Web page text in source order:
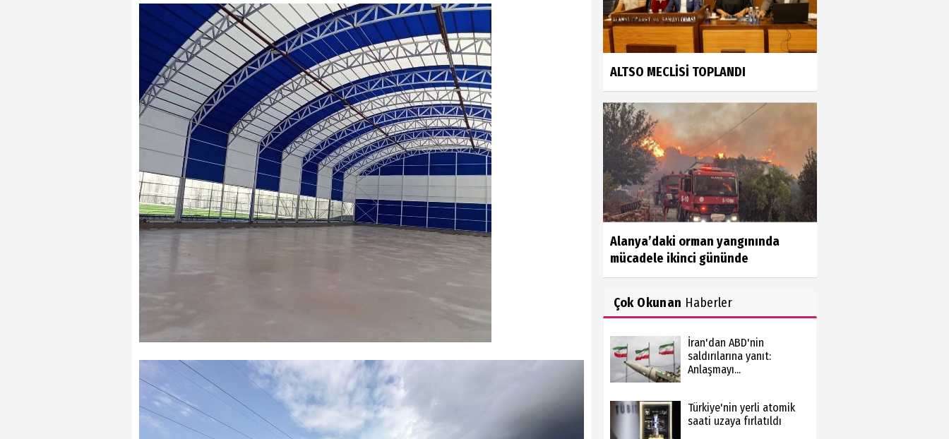
ALTSO MECLİSİ TOPLANDI
Alanya’daki orman yangınında
mücadele ikinci gününde
Çok Okunan Haberler
İran'dan ABD'nin
saldırılarına yanıt:
Anlaşmayı...
Türkiye'nin yerli atomik
saati uzaya fırlatıldı